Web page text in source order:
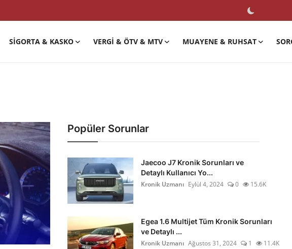
SIGORTA & KASKO VERGI & ÖTV & MTV MUAYENE & RUHSAT
Popüler Sorunlar
Jaecoo J7 Kronik Sorunları ve
Detaylı Kullanıcı Yo...
Kronik Uzmanı Eylül 4, 2024 0 15.6K
Egea 1.6 Multijet Tüm Kronik Sorunları
ve Detaylı ...
Kronik Uzmanı Ağustos 31, 2024 1 11.4K